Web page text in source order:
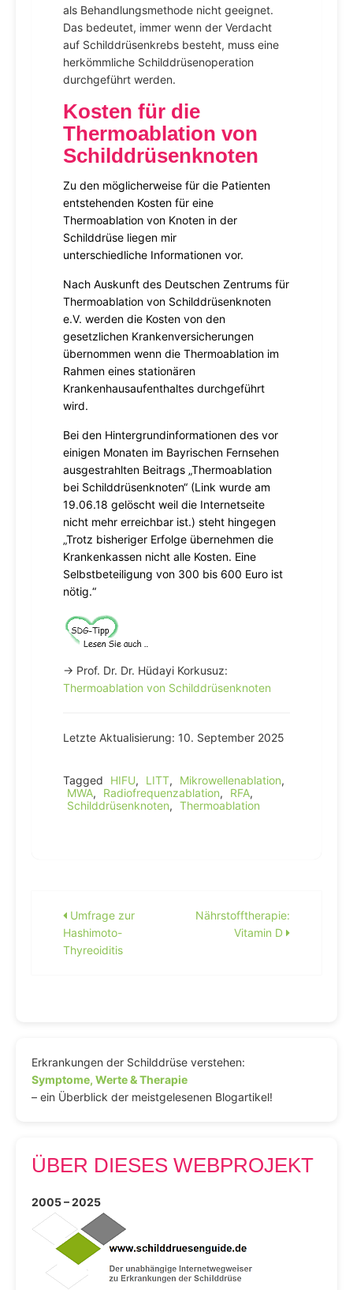
als Behandlungsmethode nicht geeignet.
Das bedeutet, immer wenn der Verdacht
auf Schilddrüsenkrebs besteht, muss eine
herkömmliche Schilddrüsenoperation
durchgeführt werden.
Kosten für die
Thermoablation von
Schilddrüsenknoten
Zu den möglicherweise für die Patienten
entstehenden Kosten für eine
Thermoablation von Knoten in der
Schilddrüse liegen mir
unterschiedliche Informationen vor.
Nach Auskunft des Deutschen Zentrums für
Thermoablation von Schilddrüsenknoten
e.V. werden die Kosten von den
gesetzlichen Krankenversicherungen
übernommen wenn die Thermoablation im
Rahmen eines stationären
Krankenhausaufenthaltes durchgeführt
wird.
Bei den Hintergrundinformationen des vor
einigen Monaten im Bayrischen Fernsehen
ausgestrahlten Beitrags „Thermoablation
bei Schilddrüsenknoten“ (Link wurde am
19.06.18 gelöscht weil die Internetseite
nicht mehr erreichbar ist.) steht hingegen
„Trotz bisheriger Erfolge übernehmen die
Krankenkassen nicht alle Kosten. Eine
Selbstbeteiligung von 300 bis 600 Euro ist
nötig.“
→ Prof. Dr. Dr. Hüdayi Korkusuz:
Thermoablation von Schilddrüsenknoten
Letzte Aktualisierung: 10. September 2025
Tagged HIFU, LITT, Mikrowellenablation,
MWA, Radiofrequenzablation, RFA,
Schilddrüsenknoten, Thermoablation
Beitragsnavigation
Umfrage zur
Hashimoto-
Thyreoiditis
Nährstofftherapie:
Vitamin D
Erkrankungen der Schilddrüse verstehen:
Symptome, Werte & Therapie
– ein Überblick der meistgelesenen Blogartikel!
ÜBER DIESES WEBPROJEKT
2005 – 2025